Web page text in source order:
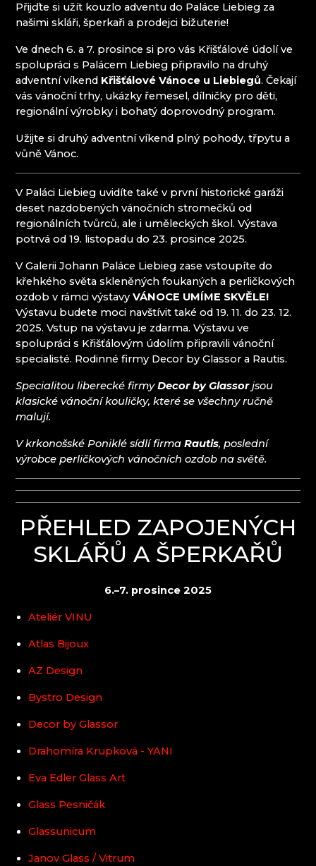
SKLÁRNA A MINIPIVOVAR NOVOSAD & SYN
HARRACHOV
SKLÁRNA JULIA
Jizerské hory
IVAN KOLMAN
ARCON BIJOUX / COLLEGIUM TRADE
ARTCRYSTAL TOMEŠ
ATLAS BIJOUX
BEADGAME
BIJOUX COMPONENTS
CENTRUM BABYLON
CLARION GRANDHOTEL ZLATÝ LEV****
DEELLA ART & GLASS
DETESK
EVANS ATELIER
FABOS
G&B BEADS / MUZEUM VÝROBY KORÁLKŮ
GLASS PESNIČÁK
GLASSUNICUM
HOTEL JEŠTĚD
IQLANDIA
JEŠTĚD - SKLÁŘSKÁ STEZKA LASVIT
KŘIŠŤÁLOVÝ RÁJ
KULTIVAR
RIEDELOVA VILA DESNÁ
LUCID
MARCELA RŮŽIČKOVÁ
MARTIN GŐRNER, LUŽICKÉ SKLO LSG
MARTINA JOSÍFEK - GLASS ART
MUZA ׀ SEVEROČESKÉ MUZEUM V LIBERCI
PERLEX BIJOUX JABLONEC
PETRA LORENC
PRECIOSA BEAUTY
PRECIOSA ORNELA ZÁSADA
SALANSKY & CO., S.R.O.
SKLO BERÁNEK
STÁTNÍ MUZEUM SKLA A BIŽUTERIE V
STŘEDNÍ ŠKOLA ŘEMESEL A SLUŽEB,
JABLONEC NAD NISOU
VITRUM – SKLÁRNA JANOV NAD NISOU
Přijďte si užít kouzlo adventu do Paláce Liebieg za
našimi skláři, šperkaři a prodejci bižuterie!
Ve dnech 6. a 7. prosince si pro vás Křišťálové údolí ve
spolupráci s Palácem Liebieg připravilo na druhý
adventní víkend Křišťálové Vánoce u Liebiegů. Čekají
vás vánoční trhy, ukázky řemesel, dílničky pro děti,
regionální výrobky i bohatý doprovodný program.
Užijte si druhý adventní víkend plný pohody, třpytu a
vůně Vánoc.
V Paláci Liebieg uvidíte také v první historické garáži
deset nazdobených vánočních stromečků od
regionálních tvůrců, ale i uměleckých škol. Výstava
potrvá od 19. listopadu do 23. prosince 2025.
V Galerii Johann Paláce Liebieg zase vstoupíte do
křehkého světa skleněných foukaných a perličkových
ozdob v rámci výstavy VÁNOCE UMÍME SKVĚLE!
Výstavu budete moci navštívit také od 19. 11. do 23. 12.
2025. Vstup na výstavu je zdarma. Výstavu ve
spolupráci s Křišťálovým údolím připravili vánoční
specialisté. Rodinné firmy Decor by Glassor a Rautis.
Specialitou liberecké firmyDecor by Glassorjsou
klasické vánoční kouličky, které se všechny ručně
malují.
V krkonošské Poniklé sídlí firma Rautis, poslední
výrobce perličkových vánočních ozdob na světě.
PŘEHLED ZAPOJENÝCH
SKLÁŘŮ A ŠPERKAŘŮ
6.–7. prosince 2025
Ateliér VINU
Atlas Bijoux
AZ Design
Bystro Design
Decor by Glassor
Drahomíra Krupková - YANI
Eva Edler Glass Art
Glass Pesničák
Glassunicum
Janov Glass / Vitrum